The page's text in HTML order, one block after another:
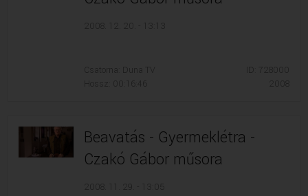
Csatorna: Duna TV
Hossz: 00:16:46
ID: 728000
Beavatás - Gyermeklétra -
Czakó Gábor műsora